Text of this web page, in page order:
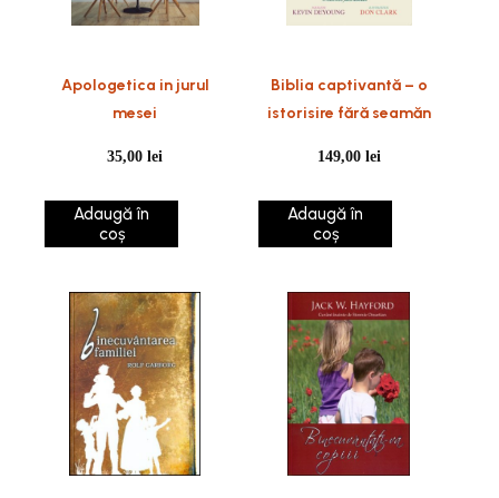
Apologetica in jurul
mesei
35,00lei
Adaugă în
coș
Biblia captivantă – o
istorisire fără seamăn
149,00 lei
Adaugă în
coș